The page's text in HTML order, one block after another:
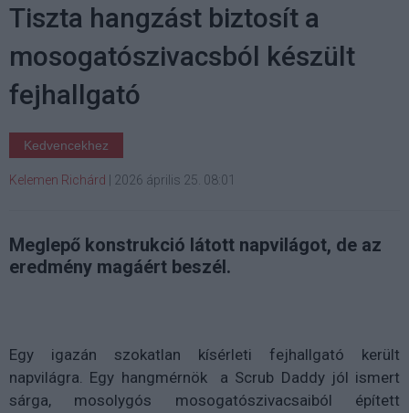
Tiszta hangzást biztosít a
mosogatószivacsból készült
fejhallgató
Kedvencekhez
Kelemen Richárd 2026 április 25. 08:01
Meglepő konstrukció látott napvilágot, de az
eredmény magáért beszél.
Egy igazán szokatlan kísérleti fejhallgató került
napvilágra. Egy hangmérnök a Scrub Daddy jól ismert
sárga, mosolygós mosogatószivacsaiból épített